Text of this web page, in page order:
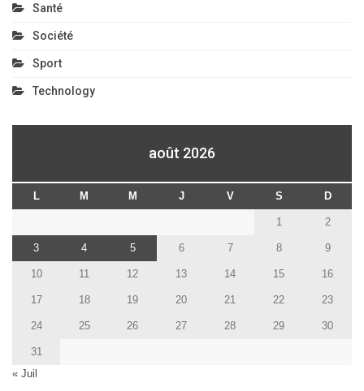
Santé
Société
Sport
Technology
août 2026
L M M J V S D
1 2
3 4 5 6 7 8 9
10 11 12 13 14 15 16
17 18 19 20 21 22 23
24 25 26 27 28 29 30
31
« Juil